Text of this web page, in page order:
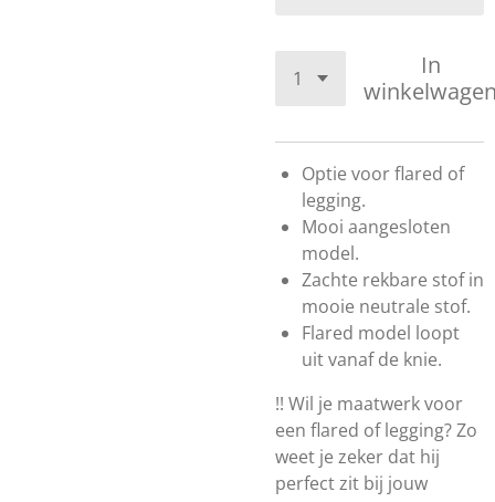
In
Optie voor flared of
legging.
Mooi aangesloten
model.
Zachte rekbare stof in
mooie neutrale stof.
Flared model loopt
uit vanaf de knie.
!! Wil je maatwerk voor
een flared of legging? Zo
weet je zeker dat hij
perfect zit bij jouw